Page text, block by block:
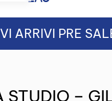
ARRIVI PRE
STUDIO –